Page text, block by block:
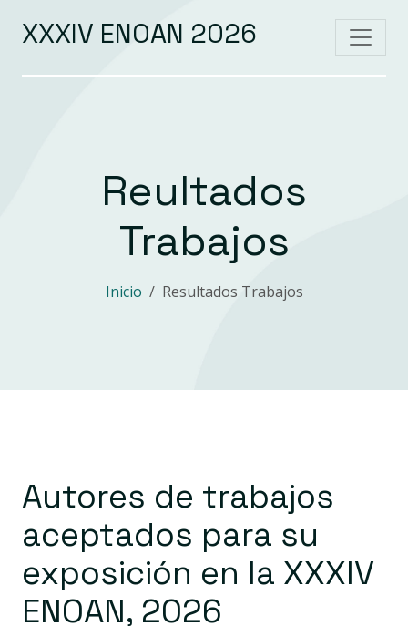
XXXIV ENOAN 2026
Reultados
Trabajos
Inicio Resultados Trabajos
Autores de trabajos
aceptados para su
exposición en la XXXIV
ENOAN, 2026